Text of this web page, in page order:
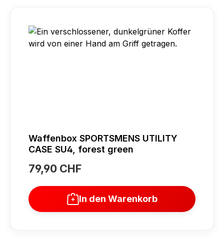
Waffenbox SPORTSMENS UTILITY
CASE SU4, forest green
Regulärer Preis:
79,90 CHF
In den Warenkorb